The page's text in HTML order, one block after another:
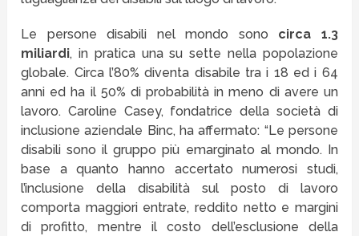
Le persone disabili nel mondo sono circa 1.3
miliardi, in pratica una su sette nella popolazione
globale. Circa l’80% diventa disabile tra i 18 ed i 64
anni ed ha il 50% di probabilità in meno di avere un
lavoro. Caroline Casey, fondatrice della società di
inclusione aziendale Binc, ha affermato: “Le persone
disabili sono il gruppo più emarginato al mondo. In
base a quanto hanno accertato numerosi studi,
l’inclusione della disabilità sul posto di lavoro
comporta maggiori entrate, reddito netto e margini
di profitto, mentre il costo dell’esclusione della